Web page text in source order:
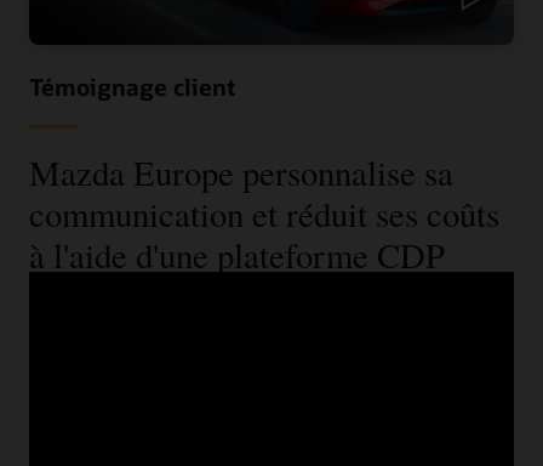
Témoignage client
Mazda Europe personnalise sa
communication et réduit ses coûts
à l'aide d'une plateforme CDP